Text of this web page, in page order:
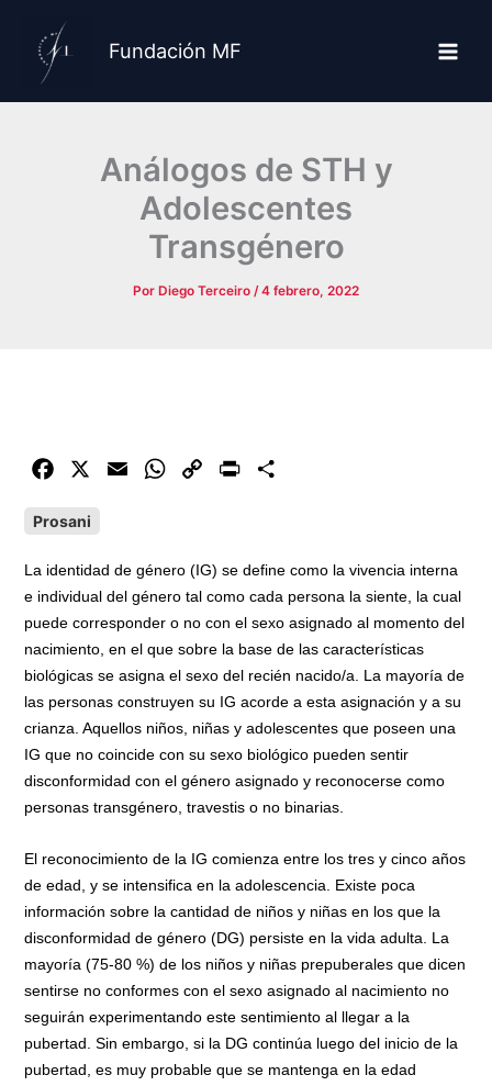
contenido
Fundación MF
Análogos de STH y
Adolescentes
Transgénero
Por Diego Terceiro /4 febrero, 2022
c
b
o
k
W
s
p
C
L
k
t
a
t
i
r
Prosani
La identidad de género (IG) se define como la vivencia interna
e individual del género tal como cada persona la siente, la cual
puede corresponder o no con el sexo asignado al momento del
nacimiento, en el que sobre la base de las características
biológicas se asigna el sexo del recién nacido/a. La mayoría de
las personas construyen su IG acorde a esta asignación y a su
crianza. Aquellos niños, niñas y adolescentes que poseen una
IG que no coincide con su sexo biológico pueden sentir
disconformidad con el género asignado y reconocerse como
personas transgénero, travestis o no binarias.
El reconocimiento de la IG comienza entre los tres y cinco años
de edad, y se intensifica en la adolescencia. Existe poca
información sobre la cantidad de niños y niñas en los que la
disconformidad de género (DG) persiste en la vida adulta. La
mayoría (75-80 %) de los niños y niñas prepuberales que dicen
sentirse no conformes con el sexo asignado al nacimiento no
seguirán experimentando este sentimiento al llegar a la
pubertad. Sin embargo, si la DG continúa luego del inicio de la
pubertad, es muy probable que se mantenga en la edad